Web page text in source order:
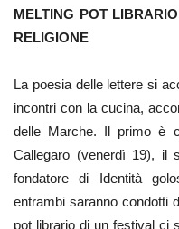
MELTING POT
RELIGIONE
La poesia delle lettere si
incontri con la cucina,
delle Marche. Il primo è
Callegaro (venerdì 19), il
fondatore di Identità
entrambi saranno condotti
pot librario di un festival ci